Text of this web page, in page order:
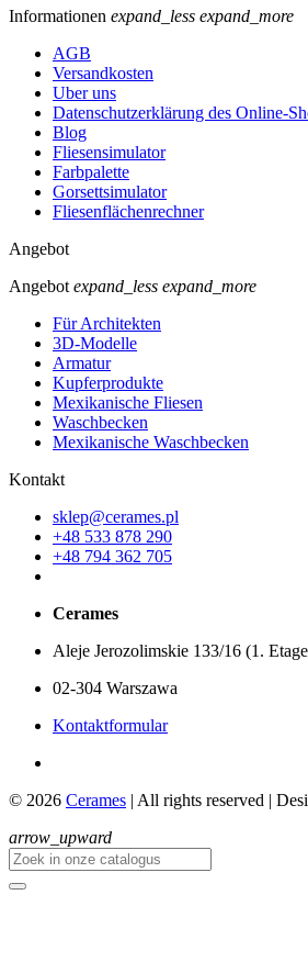
Informationen expand_less expand_more
AGB
Versandkosten
Uber uns
Datenschutzerklärung des Online-
Blog
Fliesensimulator
Farbpalette
Gorsettsimulator
Fliesenflächenrechner
Angebot
Angebot expand_less expand_more
Für Architekten
3D-Modelle
Armatur
Kupferprodukte
Mexikanische Fliesen
Waschbecken
Mexikanische Waschbecken
Kontakt
sklep@cerames.pl
+48 533 878 290
+48 794 362 705
Cerames
Aleje Jerozolimskie 133/16 (1.
02-304 Warszawa
Kontaktformular
© 2026 Cerames | All rights reserved |
arrow_upward